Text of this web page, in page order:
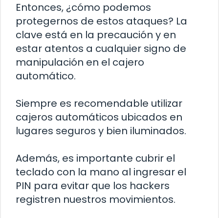
Entonces, ¿cómo podemos
protegernos de estos ataques? La
clave está en la precaución y en
estar atentos a cualquier signo de
manipulación en el cajero
automático.
Siempre es recomendable utilizar
cajeros automáticos ubicados en
lugares seguros y bien iluminados.
Además, es importante cubrir el
teclado con la mano al ingresar el
PIN para evitar que los hackers
registren nuestros movimientos.